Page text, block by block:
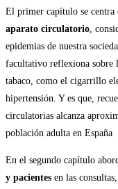
El primer capítulo se centra
aparato circulatorio ,
epidemias de nuestra
facultativo reflexiona sobre
tabaco, como el cigarrillo
hipertensión. Y es que,
circulatorias alcanza
población adulta en España
En el segundo capítulo
y pacientes en las